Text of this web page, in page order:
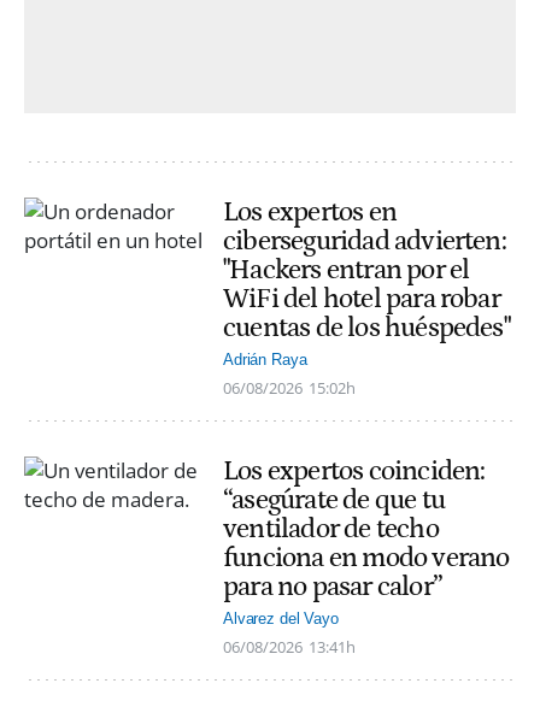
Los expertos en
ciberseguridad advierten:
"Hackers entran por el
WiFi del hotel para robar
cuentas de los huéspedes"
Adrián Raya
06/08/2026 15:02h
Los expertos coinciden:
“asegúrate de que tu
ventilador de techo
funciona en modo verano
para no pasar calor”
Alvarez del Vayo
06/08/2026 13:41h